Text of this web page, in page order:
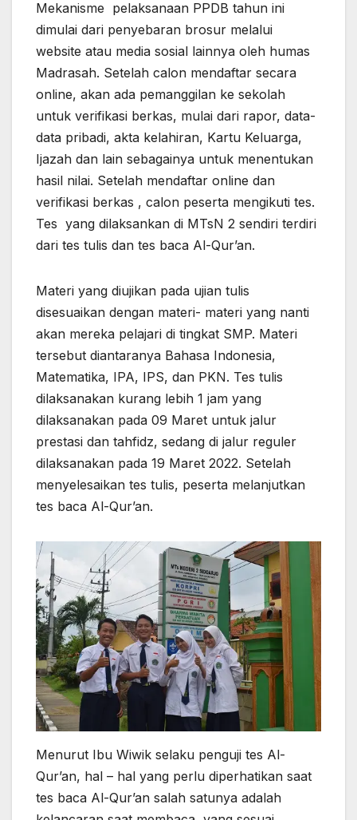
Mekanisme pelaksanaan PPDB tahun ini
dimulai dari penyebaran brosur melalui
website atau media sosial lainnya oleh humas
Madrasah. Setelah calon mendaftar secara
online, akan ada pemanggilan ke sekolah
untuk verifikasi berkas, mulai dari rapor, data-
data pribadi, akta kelahiran, Kartu Keluarga,
Ijazah dan lain sebagainya untuk menentukan
hasil nilai. Setelah mendaftar online dan
verifikasi berkas , calon peserta mengikuti tes.
Tes yang dilaksankan di MTsN 2 sendiri terdiri
dari tes tulis dan tes baca Al-Qur’an.
Materi yang diujikan pada ujian tulis
disesuaikan dengan materi- materi yang nanti
akan mereka pelajari di tingkat SMP. Materi
tersebut diantaranya Bahasa Indonesia,
Matematika, IPA, IPS, dan PKN. Tes tulis
dilaksanakan kurang lebih 1 jam yang
dilaksanakan pada 09 Maret untuk jalur
prestasi dan tahfidz, sedang di jalur reguler
dilaksanakan pada 19 Maret 2022. Setelah
menyelesaikan tes tulis, peserta melanjutkan
tes baca Al-Qur’an.
Menurut Ibu Wiwik selaku penguji tes Al-
Qur’an, hal – hal yang perlu diperhatikan saat
tes baca Al-Qur’an salah satunya adalah